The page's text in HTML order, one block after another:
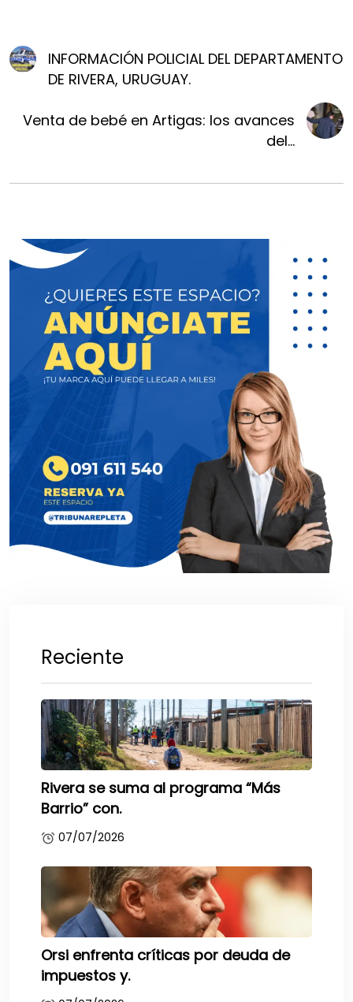
INFORMACIÓN POLICIAL DEL DEPARTAMENTO
DE RIVERA, URUGUAY.
Venta de bebé en Artigas: los avances
del...
Reciente
Rivera se suma al programa “Más
Barrio” con.
07/07/2026
Orsi enfrenta críticas por deuda de
impuestos y.